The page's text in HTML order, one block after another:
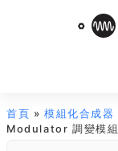
首頁 »模組化合成器
Modulator 調變模組